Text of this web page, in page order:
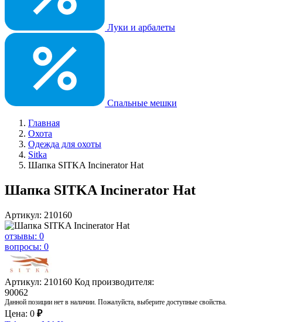
Луки и арбалеты
Спальные мешки
Главная
Охота
Одежда для охоты
Sitka
Шапка SITKA Incinerator Hat
Шапка SITKA Incinerator Hat
Артикул: 210160
отзывы: 0
вопросы: 0
Артикул: 210160 Код производителя:
90062
Данной позиции нет в наличии. Пожалуйста, выберите доступные свойства.
Цена: 0 ₽